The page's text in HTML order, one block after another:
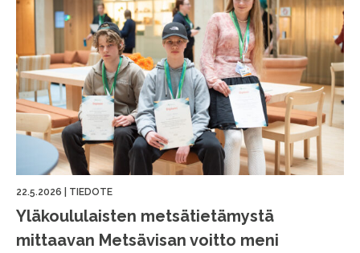
22.5.2026 TIEDOTE
Yläkoululaisten metsätietämystä
mittaavan Metsävisan voitto meni